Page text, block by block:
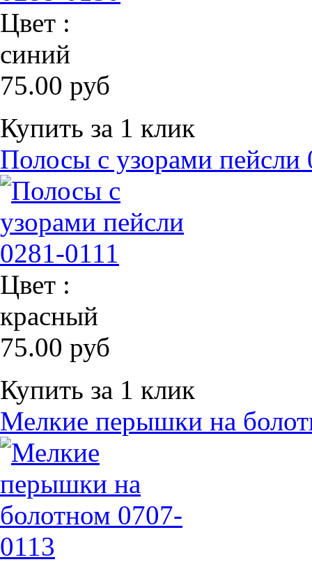
Цвет :
синий
75.00 руб
Купить за 1 клик
Полосы с узорами пейсли
Цвет :
красный
75.00 руб
Купить за 1 клик
Мелкие перышки на